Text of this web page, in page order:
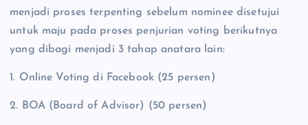
menjadi proses terpenting sebelum nominee disetujui
untuk maju pada proses penjurian voting berikutnya
yang dibagi menjadi 3 tahap anatara lain:
1. Online Voting di Facebook (25 persen)
2. BOA (Board of Advisor) (50 persen)